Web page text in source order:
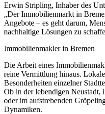
Erwin Stripling, Inhaber des
„Der Immobilienmarkt in
Angebote – es geht darum,
nachhaltige Lösungen zu
Immobilienmakler in Bremen
Die Arbeit eines
reine Vermittlung hinaus.
Besonderheiten einzelner
Ob in der lebendigen
oder im aufstrebenden
Dynamiken.